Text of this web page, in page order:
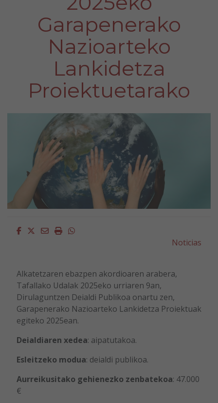
Garapenerako
Nazioarteko
Lankidetza
Proiektuetarako
Facebook
Twitter
EmailImprimirWhatsapp
Noticias
Alkatetzaren ebazpen akordioaren arabera,
Tafallako Udalak 2025eko urriaren 9an,
Dirulaguntzen Deialdi Publikoa onartu zen,
Garapenerako Nazioarteko Lankidetza Proiektuak
egiteko 2025ean.
Deialdiaren xedea: aipatutakoa.
Esleitzeko modua: deialdi publikoa.
Aurreikusitako gehienezko zenbatekoa: 47.000
€